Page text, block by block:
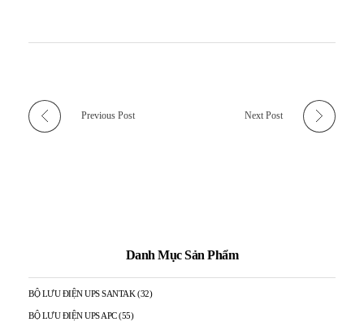
Previous Post Next Post
Danh Mục Sản Phẩm
BỘ LƯU ĐIỆN UPS SANTAK (32)
BỘ LƯU ĐIỆN UPS APC (55)